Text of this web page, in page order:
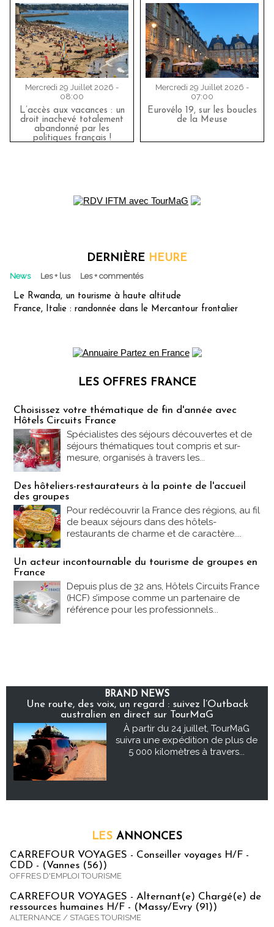
Mercredi 29 Juillet 2026 -
08:00
L’accès aux vacances : un
droit inachevé totalement
abandonné par les
politiques français !
Mercredi 29 Juillet 2026 -
07:00
Eurovélo 19, sur les boucles
de la Meuse
DERNIÈRE HEURE
News Les + lus Les + commentés
Le Rwanda, un tourisme à haute altitude
France, Italie : randonnée dans le Mercantour frontalier
LES OFFRES FRANCE
Choisissez votre thématique de fin d'année avec
Hôtels Circuits France
Spécialistes des séjours découvertes et de
séjours thématiques tout compris et sur-
mesure, organisés à travers les...
Des hôteliers-restaurateurs à la pointe de l'accueil
des groupes
Pour redécouvrir la France des régions, au fil
de beaux séjours dans des hôtels-
restaurants de charme et de caractère....
Un acteur incontournable du tourisme de groupes en
France
Depuis plus de 32 ans, Hôtels Circuits France
(HCF) s’impose comme un partenaire de
référence pour les professionnels...
BRAND NEWS
Une route, des voix, un regard : suivez l’Outback
australien en direct sur TourMaG
À partir du 24 juillet, TourMaG
suivra une expédition de plus de
5 000 kilomètres à travers...
LES ANNONCES
CARREFOUR VOYAGES - Conseiller voyages H/F -
CDD - (Vannes (56))
OFFRES D'EMPLOI TOURISME
CARREFOUR VOYAGES - Alternant(e) Chargé(e) de
ressources humaines H/F - (Massy/Evry (91))
ALTERNANCE / STAGES TOURISME